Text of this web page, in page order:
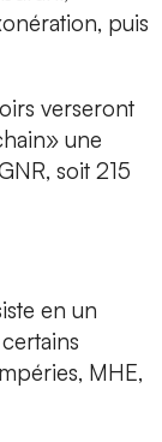
puis
verseront
une
soit 215
en un
MHE,